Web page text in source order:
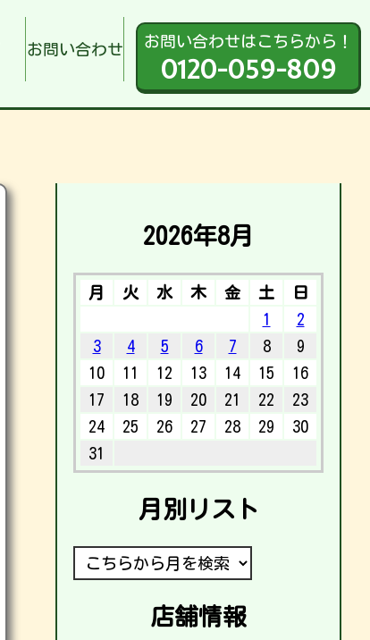
お問い合わせ お問い合わせはこちらから！
0120-059-809
2026年8月
月 火 水 木 金 土
日
1
2
3
4 5 6 7 8
9
10
11 12 13 14 15
16
17
18 19 20 21 22
23
24
25 26 27 28 29
30
31
月別リスト
店舗情報